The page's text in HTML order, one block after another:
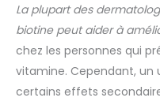
La plupart des
biotine peut aider à
chez les personnes qui
vitamine. Cependant, un
certains effets